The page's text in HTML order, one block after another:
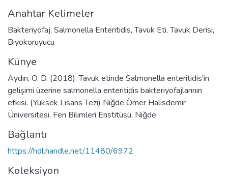
Anahtar Kelimeler
Bakteriyofaj, Salmonella Enteritidis,Tavuk Eti,Tavuk Derisi,
Biyokoruyucu
Künye
Aydın, Ö. D. (2018). Tavuk etinde Salmonella enteritidis'in
gelişimi üzerine salmonella enteritidis bakteriyofajlarının
etkisi. (Yüksek Lisans Tezi) Niğde Ömer Halisdemir
Üniversitesi, Fen Bilimleri Enstitüsü, Niğde
Bağlantı
https://hdl.handle.net/11480/6972
Koleksiyon